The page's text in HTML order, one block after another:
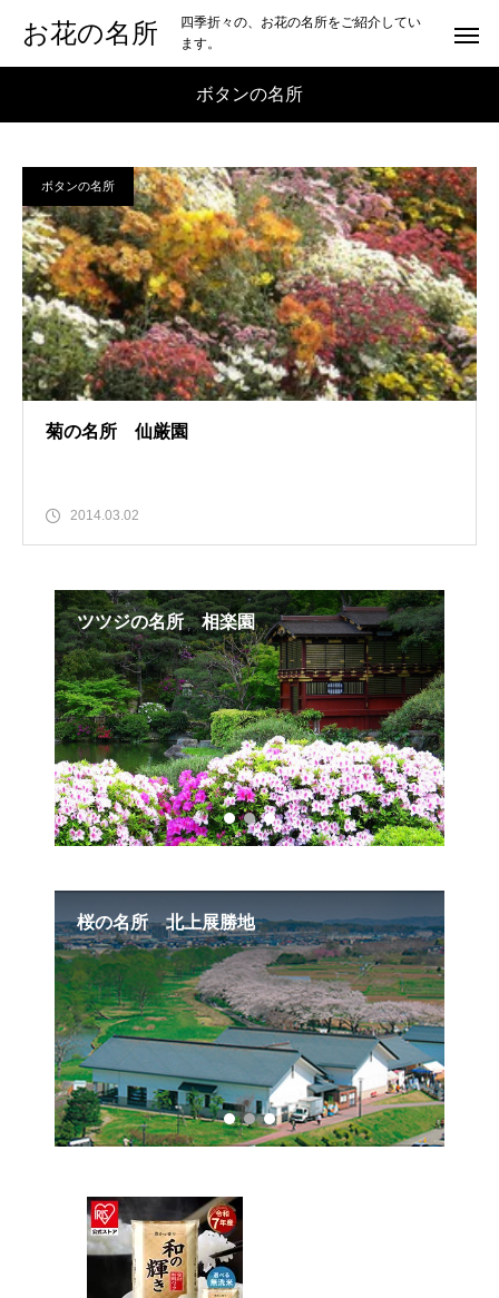
お花の名所
四季折々の、お花の名所をご紹介してい
ます。
ボタンの名所
ボタンの名所
菊の名所 仙厳園
2014.03.02
ツツジの名所 相楽園
桜の名所 北上展勝地